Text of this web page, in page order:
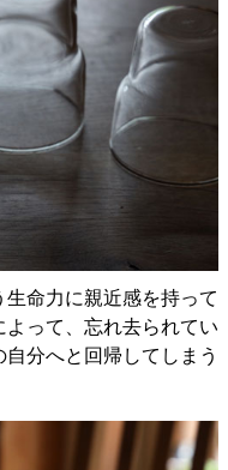
命力に親近感を持って
って、忘れ去られてい
分へと回帰してしまう